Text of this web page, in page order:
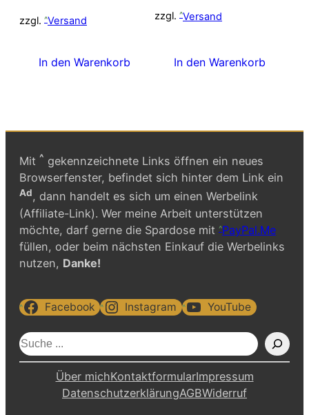
6,00 €
5,00 €.
zzgl. Versand
In den Warenkorb
zzgl. Versand
In den Warenkorb
Mit ^ gekennzeichnete Links öffnen ein neues
Browserfenster, befindet sich hinter dem Link ein
Ad, dann handelt es sich um einen Werbelink
(Affiliate-Link). Wer meine Arbeit unterstützen
möchte, darf gerne die Spardose mit PayPal.Me
füllen, oder beim nächsten Einkauf die Werbelinks
nutzen, Danke!
Facebook Instagram YouTube
S
u
Über michKontaktformularImpressum
DatenschutzerklärungAGBWiderruf